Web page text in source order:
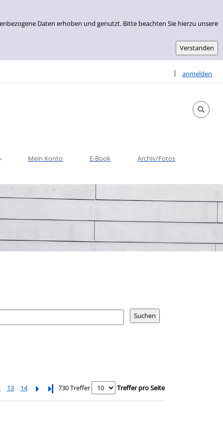
Daten erhoben und genutzt. Bitte beachten Sie hierzu unsere
| anmelden
Sprache
Mein Konto E-Book Archiv/Fotos
13 14 Letzte Seite
730 Treffer Treffer pro Seite